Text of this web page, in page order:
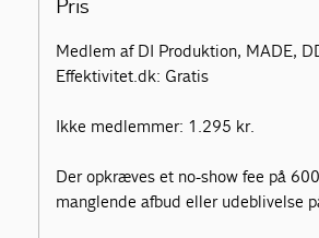
Pris
Medlem af DI Produktion, MADE,
Effektivitet.dk: Gratis
Ikke medlemmer: 1.295 kr.
Der opkræves et no-show fee på
manglende afbud eller udeblivelse